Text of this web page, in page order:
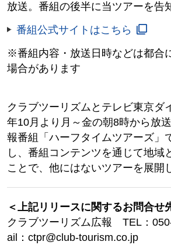
放送。番組の後半に当ツアーを告
番組公式サイトはこちら
※番組内容・放送日時などは都合
場合があります
クラブツーリズムとテレビ東京ダ
年10月より月～金の朝8時から放
報番組「ハーフタイムツアーズ」
し、番組コンテンツを通じて地域
ことで、他にはないツアーを展開
＜上記リリースに関するお問合
クラブツーリズム広報 TEL：
ail：ctpr@club-tourism.co.jp